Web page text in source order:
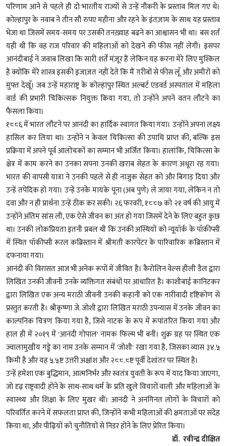
परिणाम आने से पहले ही दो भारतीय राज्यों से उन्हें नौकरी के प्रस्ताव मिल गए थे।
कोल्हापुर के नवाब ने तीन सौ रुपए महीना और रहने के इंतज़ाम के साथ यह प्रस्ताव
भेजा था जिसमें समय-समय पर उसकी तनख़्वाह बढने का आश्वासन भी था। बस शर्त
यही थी कि वह राज परिवार की महिलाओं को देखने की फीस नहीं लेगी। इसपर
आनंदीबाई ने जवाब लिखा कि सारी शर्तें मंज़ूर हैं लेकिन यह करना मेरे लिए मुश्किल
है क्योंकि मेरे शास्त्र इसकी इजाज़त नहीं देते कि मैं ग़रीबों से फीस लूँ और अमीरों को
मु़फ्त देखूँ। जब उन्हें महाराष्ट्र के कोल्हापुर स्थित अल्बर्ट एडवर्ड अस्पताल में महिला
वार्ड की प्रभारी चिकित्सक नियुक्त किया गया, तो उन्होंने अपने वतन लौटने का
फैसला किया।
१८८६ में भारत लौटने पर आनंदी का हार्दिक स्वागत किया गया। उन्होंने अपना लक्ष्य
हासिल कर लिया था। उन्होंने न केवल चिकित्सा की उपाधि प्राप्त की, बल्कि इस
प्रक्रिया में अपने पूर्व आलोचकों का सम्मान भी अर्जित किया। हालांकि, चिकित्सा के
क्षेत्र में काम करने का उनका सपना उनकी खराब सेहत के कारण अधूरा रह गया।
भारत की वापसी यात्रा ने उनकी पहले से ही नाजुक सेहत को और बिगाड़ दिया और
उन्हें तपेदिक हो गया। उन्हें उनके मायके पूना (अब पुणे) ले जाया गया, लेकिन न तो
दवा और न ही प्रार्थना उन्हें ठीक कर सकी। २६ फरवरी, १८८७ को २१ वर्ष की आयु में
उन्होंने अंतिम सांस ली, एक ऐसे जीवन का अंत हो गया जिसमें देने के लिए बहुत कुछ
था। उनकी लोकप्रियता इतनी प्रबल थी कि उनकी अस्थियों को न्यूयॉर्क के पॉकीप्सी
में स्थित पॉकीप्सी रूरल कब्रिस्तान में श्रीमती कारपेंटर के पारिवारिक कब्रिस्तान में
दफनाया गया।
आनंदी की विरासत आज भी अनेक रूपों में जीवित है। कैरोलिन वेल्स हीली डैल द्वारा
लिखित उनकी जीवनी उनके व्यक्तिगत संबंधों पर आधारित है। काशीबाई कानिटकर
द्वारा लिखित एक अन्य मराठी जीवनी उनकी कहानी को एक नारीवादी दृष्टिकोण से
प्रस्तुत करती है। श्रीकृष्णा जे. जोशी द्वारा लिखित मराठी उपन्यास में उनके जीवन का
काल्पनिक चित्रण किया गया है, जिसे नाटक के रूप में रूपांतरित किया गया और
हाल ही में २०१९ में 'आनंदी गोपाल' नामक फिल्म भी बनी। शुक्र ग्रह पर स्थित एक
ज्वालामुखीय गड्ढे का नाम उनके सम्मान में 'जोशी' रखा गया है, जिसका व्यास ३४.५
किमी है और यह ५.५ष्ट उत्तरी अक्षांश और २८८.८ष्ट पूर्वी देशांतर पर स्थित है।
उन्हें हमेशा एक बुद्धिमान, आत्मनिर्भर और स्वतंत्र युवती के रूप में याद किया जाएगा,
जो दृढ़ राष्ट्रवादी होने के साथ-साथ धर्म के प्रति खुले विचारों वाली और महिलाओं के
स्वास्थ्य और शिक्षा के लिए मुखर थीं। आनंदी ने अनगिनत लोगों के विचारों को
परिवर्तित करने में सफलता प्राप्त की, जिन्होंने कभी महिलाओं की क्षमताओं पर संदेह
किया था, और पीढ़ियों को चुनौतियों से निडर होने के लिए प्रेरित किया।
डॉ. रवीन्द्र दीक्षित